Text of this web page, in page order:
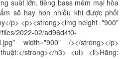
suất lớn, tiếng bass mềm mại hòa
sẽ hay hơn nhiều khi được phối
p> <p><strong><img height="900"
2022-02/ad96d4f0-
width="900" /></strong></p>
strong></h3> <ul> <li>Hãng: